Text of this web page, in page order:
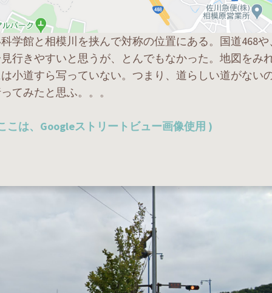
学館と相模川を挟んで対称の位置にある。国道468
行きやすいと思うが、とんでもなかった。地図をみ
小道すら写っていない。つまり、道らしい道がない
てみたと思ふ。。。
こは、Googleストリートビュー画像使用 )